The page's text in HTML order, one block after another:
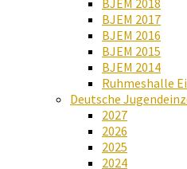
BJEM 2018
BJEM 2017
BJEM 2016
BJEM 2015
BJEM 2014
Ruhmeshalle
Deutsche
2027
2026
2025
2024